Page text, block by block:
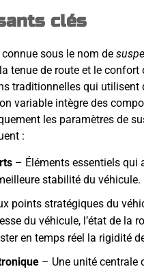
clés
sous le nom de
tenue de route et le
traditionnelles qui
variable intègre des
les paramètres de
:
– Éléments essentiels qui
stabilité du véhicule.
points stratégiques du
du véhicule, l’état de la
en temps réel la rigidité
– Une unité centrale